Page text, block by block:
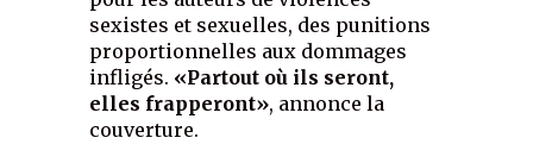
sexistes et sexuelles, des punitions
proportionnelles aux dommages
infligés. «Partout où ils seront,
elles frapperont», annonce la
couverture.